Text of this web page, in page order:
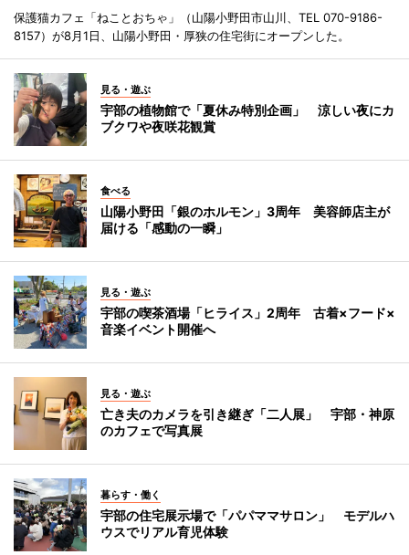
保護猫カフェ「ねことおちゃ」（山陽小野田市山川、TEL 070-9186-
8157）が8月1日、山陽小野田・厚狭の住宅街にオープンした。
見る・遊ぶ
宇部の植物館で「夏休み特別企画」 涼しい夜にカ
ブクワや夜咲花観賞
食べる
山陽小野田「銀のホルモン」3周年 美容師店主が
届ける「感動の一瞬」
見る・遊ぶ
宇部の喫茶酒場「ヒライス」2周年 古着×フード×
音楽イベント開催へ
見る・遊ぶ
亡き夫のカメラを引き継ぎ「二人展」 宇部・神原
のカフェで写真展
暮らす・働く
宇部の住宅展示場で「パパママサロン」 モデルハ
ウスでリアル育児体験